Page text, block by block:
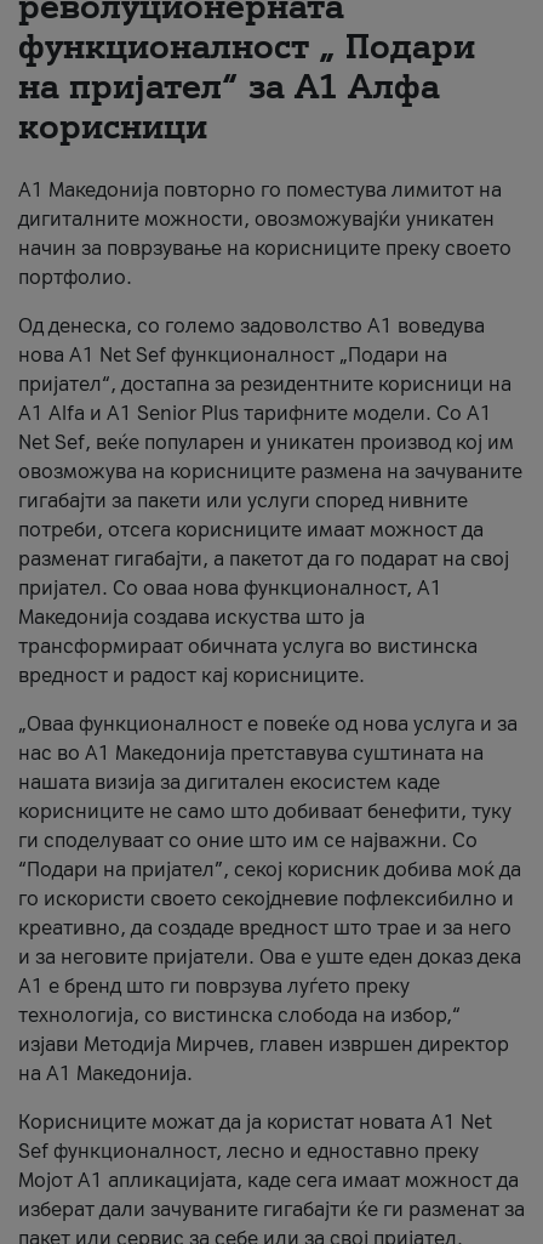
За нас
#ПодобарОнлајн
функционалност „ Подари
на пријател“ за А1 Алфа
корисници
А1 Македонија повторно го поместува лимитот на
дигиталните можности, овозможувајќи уникатен
начин за поврзување на корисниците преку своето
портфолио.
Од денеска, со големо задоволство А1 воведува
нова A1 Net Sef функционалност „Подари на
пријател“, достапна за резидентните корисници на
А1 Alfa и A1 Senior Plus тарифните модели. Со A1
Net Sef, веќе популарен и уникатен производ кој им
овозможува на корисниците размена на зачуваните
гигабајти за пакети или услуги според нивните
потреби, отсега корисниците имаат можност да
разменат гигабајти, а пакетот да го подарат на свој
пријател. Со оваа нова функционалност, А1
Македонија создава искуства што ја
трансформираат обичната услуга во вистинска
вредност и радост кај корисниците.
„Оваа функционалност е повеќе од нова услуга и за
нас во А1 Македонија претставува суштината на
нашата визија за дигитален екосистем каде
корисниците не само што добиваат бенефити, туку
ги споделуваат со оние што им се најважни. Со
“Подари на пријател”, секој корисник добива моќ да
го искористи своето секојдневие пофлексибилно и
креативно, да создаде вредност што трае и за него
и за неговите пријатели. Ова е уште еден доказ дека
А1 е бренд што ги поврзува луѓето преку
технологија, со вистинска слобода на избор,“
изјави Методија Мирчев, главен извршен директор
на А1 Македонија.
Корисниците можат да ја користат новата А1 Net
Sef функционалност, лесно и едноставно преку
Мојот А1 апликацијата, каде сега имаат можност да
изберат дали зачуваните гигабајти ќе ги разменат за
пакет или сервис за себе или за свој пријател.